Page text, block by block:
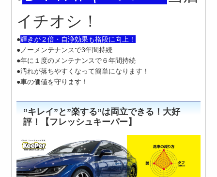
イチオシ！
●輝きが２倍・自浄効果も格段に向上！
●ノーメンテナンスで3年間持続
●年に１度のメンテナンスで６年間持続
●汚れが落ちやすくなって簡単になります！
●車の価値を守ります！
”キレイ”と”楽する”は両立できる！大好
評！【フレッシュキーパー】